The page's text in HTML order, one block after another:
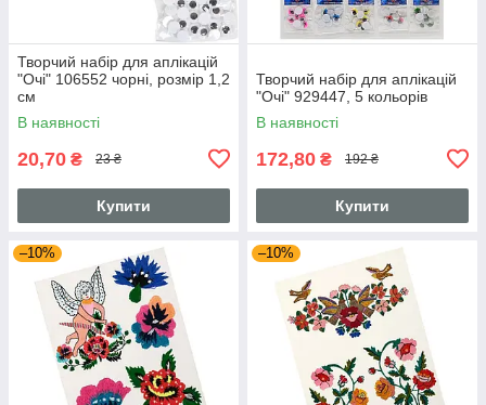
Творчий набір для аплікацій
"Очі" 106552 чорні, розмір 1,2
см
В наявності
20,70 ₴ 23 ₴
Купити
Творчий набір для аплікацій
"Очі" 929447, 5 кольорів
В наявності
172,80 ₴ 192 ₴
Купити
–10% –10%